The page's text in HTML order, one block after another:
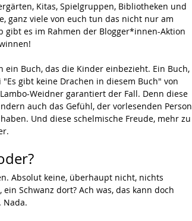
Kitas, Spielgruppen, Bibliotheken und
ganz viele von euch tun das nicht nur am
gibt es im Rahmen der Blogger*innen-Aktion
Buch, das die Kinder einbezieht. Ein Buch,
gibt keine Drachen in diesem Buch" von
Weidner garantiert der Fall. Denn diese
auch das Gefühl, der vorlesenden Person
Und diese schelmische Freude, mehr zu
Absolut keine, überhaupt nicht, nichts
Schwanz dort? Ach was, das kann doch
Nada.